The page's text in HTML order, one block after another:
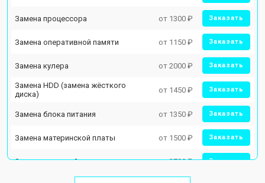
Замена процессора от 1300 ₽ Заказать
Замена оперативной памяти от 1150 ₽ Заказать
Замена кулера от 2000 ₽ Заказать
Замена HDD (замена жёсткого
диска)
от 1450 ₽ Заказать
Замена блока питания от 1350 ₽ Заказать
Замена материнской платы от 1500 ₽ Заказать
Замена звуковой платы от 2700 ₽ Заказать